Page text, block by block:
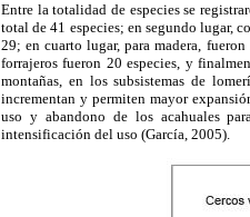
Entre la totalidad de especies se
total de 41 especies; en segundo lugar,
29; en cuarto lugar, para madera,
forrajeros fueron 20 especies, y
montañas, en los subsistemas de
incrementan y permiten mayor
uso y abandono de los acahuales
intensificación del uso (García, 2005).